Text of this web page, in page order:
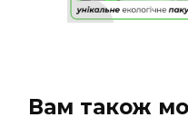
Вам також